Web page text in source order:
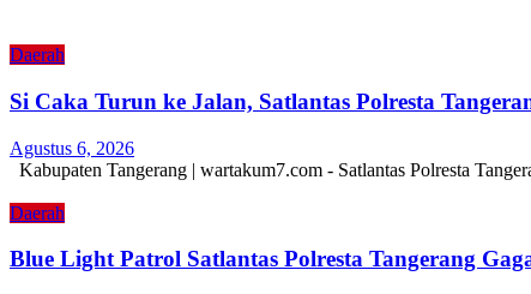
Daerah
Si Caka Turun ke Jalan, Satlantas Polresta
Agustus 6, 2026
Kabupaten Tangerang | wartakum7.com - Satlantas Polresta
Daerah
Blue Light Patrol Satlantas Polresta Tangerang